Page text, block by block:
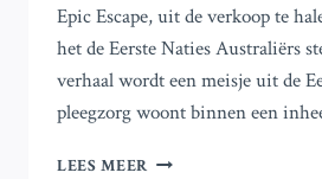
Epic Escape, uit de verkoop te
het de Eerste Naties Australiërs
verhaal wordt een meisje uit de
pleegzorg woont binnen een
LEES MEER JAMIE